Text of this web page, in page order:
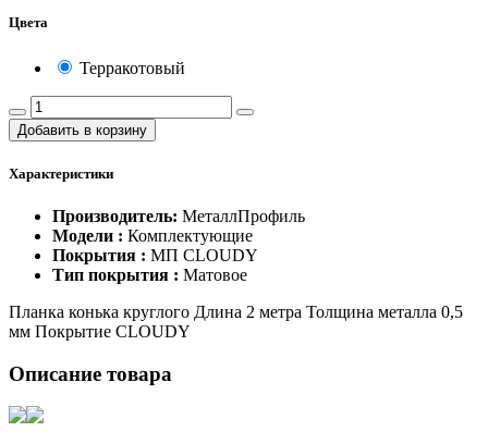
Цвета
Терракотовый
Добавить в корзину
Характеристики
Производитель: МеталлПрофиль
Модели : Комплектующие
Покрытия : МП CLOUDY
Тип покрытия : Матовое
Планка конька круглого Длина 2 метра Толщина металла 0,5
мм Покрытие CLOUDY
Описание товара